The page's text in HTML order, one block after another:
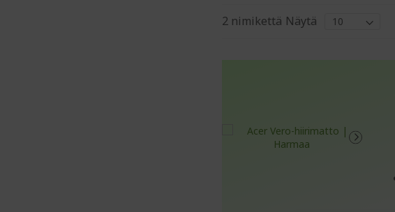
2nimikettä Näytä